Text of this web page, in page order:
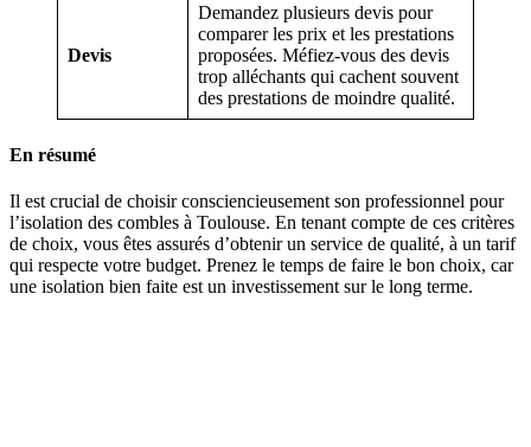
Devis
Demandez plusieurs devis pour
comparer les prix et les prestations
proposées. Méfiez-vous des devis
trop alléchants qui cachent souvent
des prestations de moindre qualité.
En résumé
Il est crucial de choisir consciencieusement son professionnel pour
l’isolation des combles à Toulouse. En tenant compte de ces critères
de choix, vous êtes assurés d’obtenir un service de qualité, à un tarif
qui respecte votre budget. Prenez le temps de faire le bon choix, car
une isolation bien faite est un investissement sur le long terme.